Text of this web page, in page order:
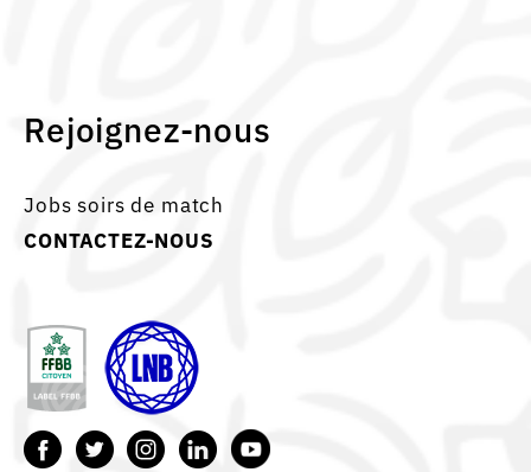
Rejoignez-nous
Jobs soirs de match
CONTACTEZ-NOUS